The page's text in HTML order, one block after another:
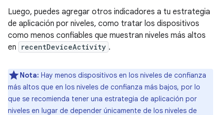
Luego, puedes agregar otros indicadores a tu estrategia
de aplicación por niveles, como tratar los dispositivos
como menos confiables que muestran niveles más altos
en
recentDeviceActivity .
Nota: Hay menos dispositivos en los niveles de confianza
más altos que en los niveles de confianza más bajos, por lo
que se recomienda tener una estrategia de aplicación por
niveles en lugar de depender únicamente de los niveles de